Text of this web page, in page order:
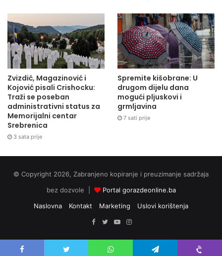
Zvizdić, Magazinović i
Kojović pisali Crishocku:
Traži se poseban
administrativni status za
Memorijalni centar
Srebrenica
3 sata prije
Spremite kišobrane: U
drugom dijelu dana
mogući pljuskovi i
grmljavina
7 sati prije
© Copyright 2026, Zabranjeno kopiranje i preuzimanje sadržaja
bez dozvole |
Portal gorazdeonline.ba
Naslovna
Kontakt Marketing
Uslovi korištenja
Facebook
TwitterYouTubeInstagram